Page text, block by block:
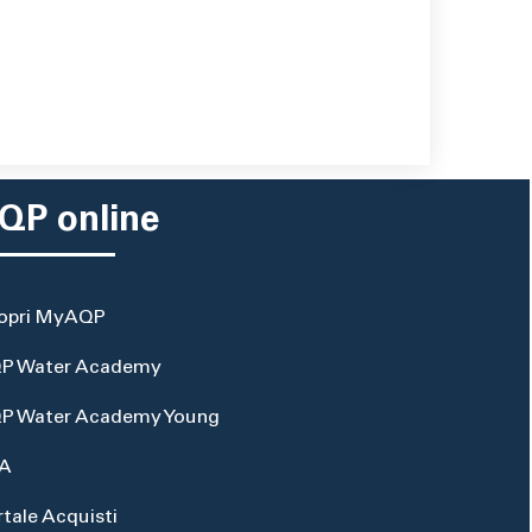
online
MyAQP
Water Academy
Water Academy Young
Acquisti